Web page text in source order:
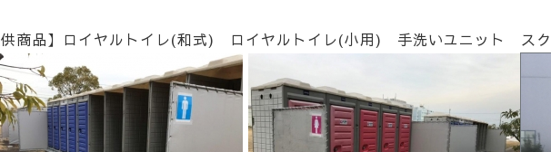
供商品】ロイヤルトイレ(和式) ロイヤルトイレ(小用) 手洗いユニット ス